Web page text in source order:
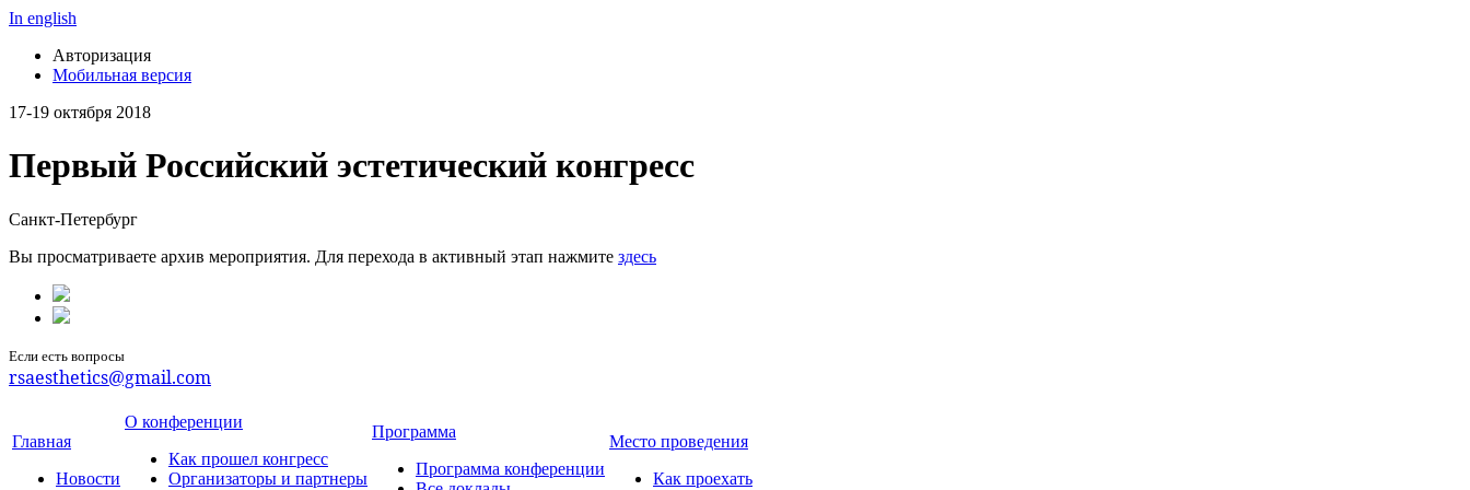
In english
Авторизация
Мобильная версия
17-19 октября 2018
Первый Российский эстетический конгресс
Санкт-Петербург
Вы просматриваете архив мероприятия. Для перехода в активный этап нажмите здесь
Если есть вопросы
rsaesthetics@gmail.com
Главная
Новости
О конференции
Как прошел конгресс
Организаторы и партнеры
Программа
Программа конференции
Место проведения
Как проехать